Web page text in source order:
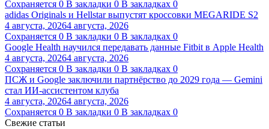
Сохраняется 0 В закладки 0 В закладках 0
adidas Originals и Hellstar выпустят кроссовки MEGARIDE S2
4 августа, 20264 августа, 2026
Сохраняется 0 В закладки 0 В закладках 0
Google Health научился передавать данные Fitbit в Apple Health
4 августа, 20264 августа, 2026
Сохраняется 0 В закладки 0 В закладках 0
ПСЖ и Google заключили партнёрство до 2029 года — Gemini
стал ИИ-ассистентом клуба
4 августа, 20264 августа, 2026
Сохраняется 0 В закладки 0 В закладках 0
Свежие статьи